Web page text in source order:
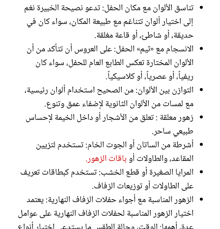
تناسق الألوان مع مكان الحفل: تدعو نصيحة الخبيرة نغم
إلى اختيار ألوان تتناغم مع طبيعة المكان، سواء كان في
حديقة، أو شاطئ، أو قاعة مغلقة.
الانسجام مع «ثيم» الحفل: على العروس أن تتأكد من أن
الألوان المختارة تعكس الطابع العام للحفل، سواء كان
ريفياً، أو عصرياً، أو كلاسيكياً.
التوازن بين الألوان: من الصحيح استخدام ألوان رئيسية،
مع لمسات من الألوان الثانوية لإضفاء عمق وتنوع.
زهور معلقة : تعلق من الأشجار أو داخل الخيمة لإحساس
طبيعي ساحر.
أشرطة من الساتان أو الجوت الخام: تستخدم لتزيين
المقاعد، والطاولات أوباقات الزهور.
المرايا الصغيرة أو قطع الخشب: تستخدم كبطاقات تعريف
على الطاولات أو توزيعات الزفاف.
الزهور المناسبة مع أجواء حفلات الزفاف النهارية: يعتمد
اختيار الزهور المناسبة لحفلات الزفاف النهارية على عوامل